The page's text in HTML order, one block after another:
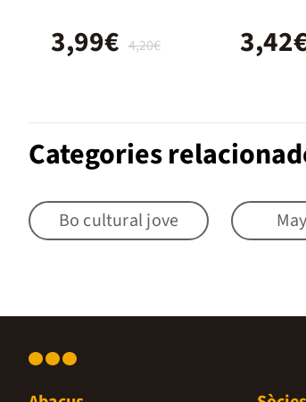
4,20€
3,99€
Categories
Bo cultural jove